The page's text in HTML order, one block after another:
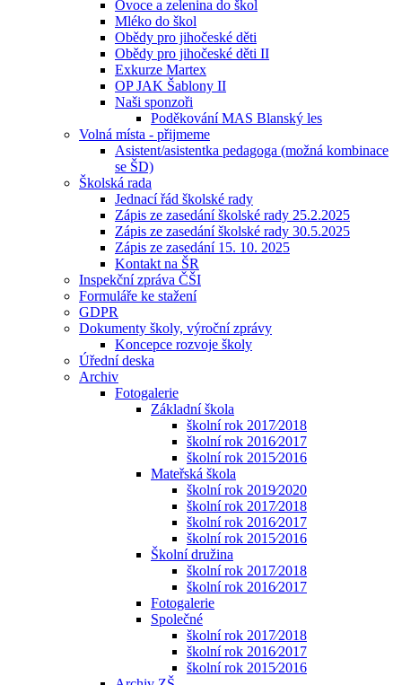
Ovoce a zelenina do škol
Mléko do škol
Obědy pro jihočeské děti
Obědy pro jihočeské děti II
Exkurze Martex
OP JAK Šablony II
Naši sponzoři
Poděkování MAS Blanský les
Volná místa - přijmeme
Asistent/asistentka pedagoga (možná kombinace
se ŠD)
Školská rada
Jednací řád školské rady
Zápis ze zasedání školské rady 25.2.2025
Zápis ze zasedání školské rady 30.5.2025
Zápis ze zasedání 15. 10. 2025
Kontakt na ŠR
Inspekční zpráva ČŠI
Formuláře ke stažení
GDPR
Dokumenty školy, výroční zprávy
Koncepce rozvoje školy
Úřední deska
Archiv
Fotogalerie
Základní škola
školní rok 2017⁄2018
školní rok 2016⁄2017
školní rok 2015⁄2016
Mateřská škola
školní rok 2019⁄2020
školní rok 2017⁄2018
školní rok 2016⁄2017
školní rok 2015⁄2016
Školní družina
školní rok 2017⁄2018
školní rok 2016⁄2017
Fotogalerie
Společné
školní rok 2017⁄2018
školní rok 2016⁄2017
školní rok 2015⁄2016